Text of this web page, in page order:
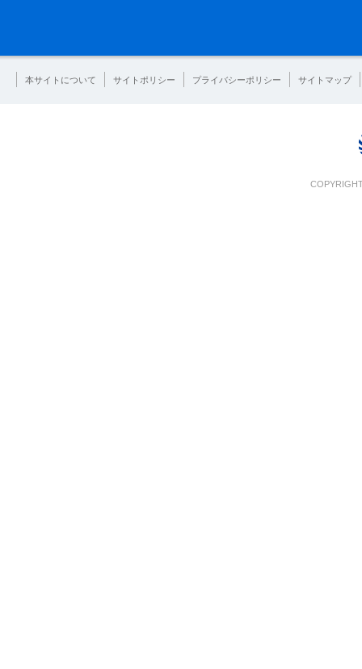
本サイトについて サイトポリシー プライバシーポリシー サイトマップ